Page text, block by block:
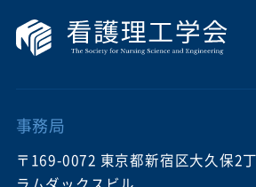
事務局
〒169-0072 東京都新宿区大久保2